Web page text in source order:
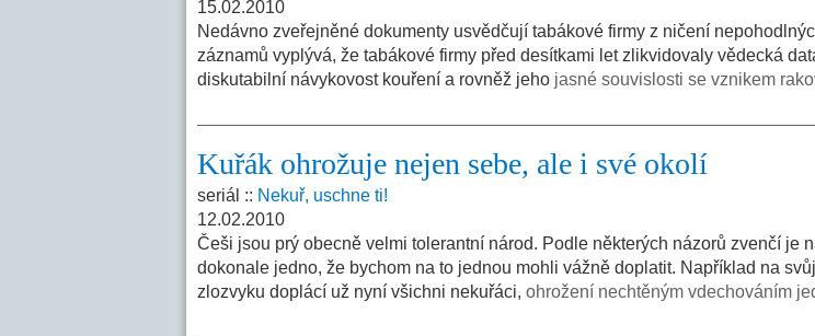
15.02.2010
Nedávno zveřejněné dokumenty usvědčují tabákové firmy z ničení
záznamů vyplývá, že tabákové firmy před desítkami let zlikvidovaly vědecká
diskutabilní návykovost kouření a rovněž jeho jasné souvislosti se vznikem
Kuřák ohrožuje nejen sebe, ale i své okolí
seriál :: Nekuř, uschne ti!
12.02.2010
Češi jsou prý obecně velmi tolerantní národ. Podle některých názorů zvenčí je
dokonale jedno, že bychom na to jednou mohli vážně doplatit. Například na
zlozvyku doplácí už nyní všichni nekuřáci, ohrožení nechtěným vdechováním